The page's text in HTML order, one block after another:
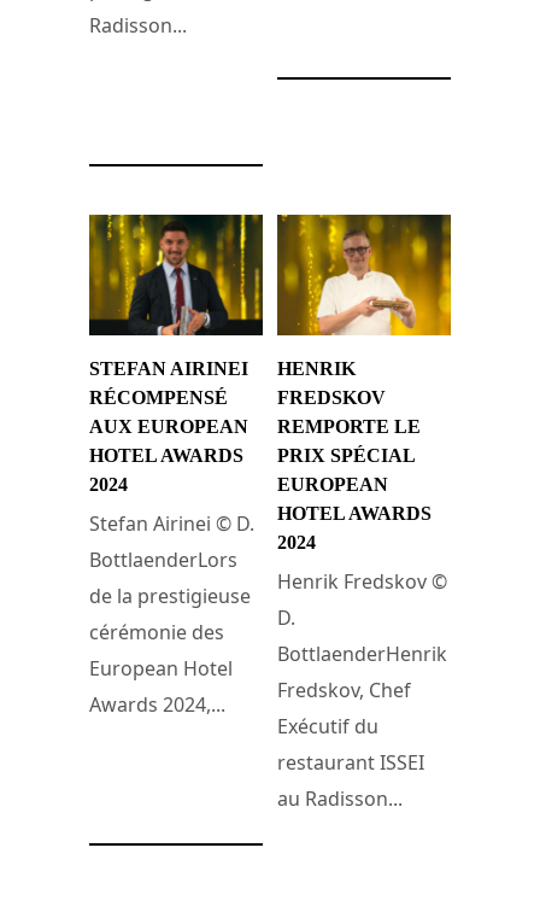
Radisson...
STEFAN AIRINEI
RÉCOMPENSÉ
AUX EUROPEAN
HOTEL AWARDS
2024
Stefan Airinei © D.
BottlaenderLors
de la prestigieuse
cérémonie des
European Hotel
Awards 2024,...
HENRIK
FREDSKOV
REMPORTE LE
PRIX SPÉCIAL
EUROPEAN
HOTEL AWARDS
2024
Henrik Fredskov ©
D.
BottlaenderHenrik
Fredskov, Chef
Exécutif du
restaurant ISSEI
au Radisson...